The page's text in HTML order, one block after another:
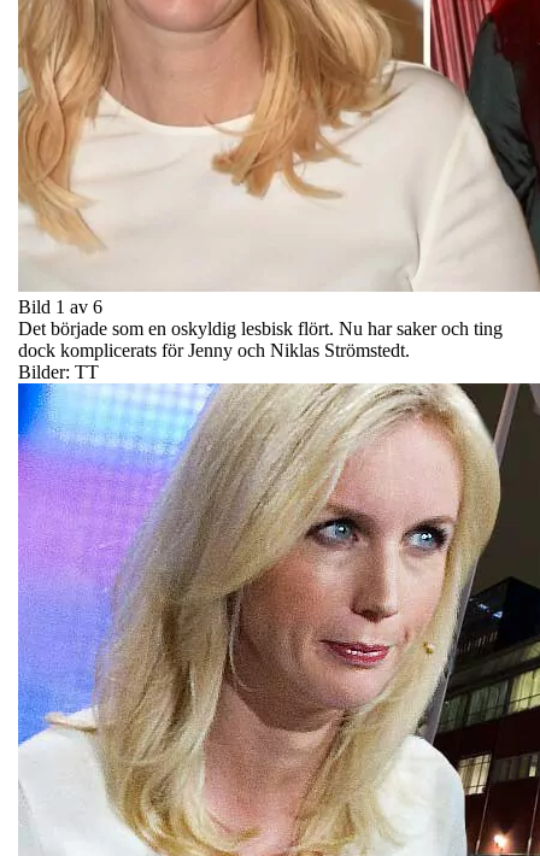
Bild 1 av 6
Det började som en oskyldig lesbisk flört. Nu har saker och ting
dock komplicerats för Jenny och Niklas Strömstedt.
Bilder: TT